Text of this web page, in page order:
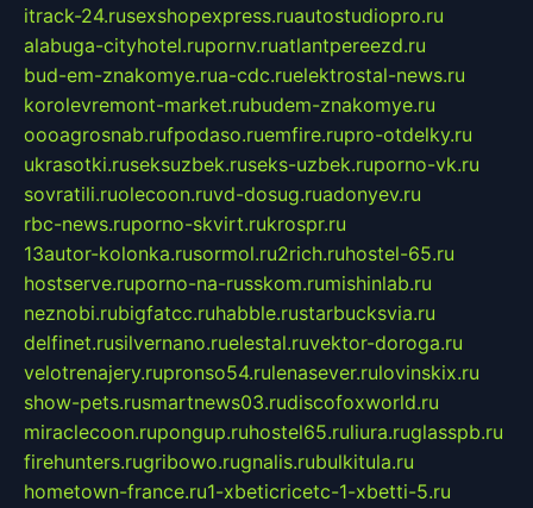
itrack-24.rusexshopexpress.ruautostudiopro.ru
alabuga-cityhotel.rupornv.ruatlantpereezd.ru
bud-em-znakomye.rua-cdc.ruelektrostal-news.ru
korolevremont-market.rubudem-znakomye.ru
oooagrosnab.rufpodaso.ruemfire.rupro-otdelky.ru
ukrasotki.ruseksuzbek.ruseks-uzbek.ruporno-vk.ru
sovratili.ruolecoon.ruvd-dosug.ruadonyev.ru
rbc-news.ruporno-skvirt.rukrospr.ru
13autor-kolonka.rusormol.ru2rich.ruhostel-65.ru
hostserve.ruporno-na-russkom.rumishinlab.ru
neznobi.rubigfatcc.ruhabble.rustarbucksvia.ru
delfinet.rusilvernano.ruelestal.ruvektor-doroga.ru
velotrenajery.rupronso54.rulenasever.rulovinskix.ru
show-pets.rusmartnews03.rudiscofoxworld.ru
miraclecoon.rupongup.ruhostel65.ruliura.ruglasspb.ru
firehunters.rugribowo.rugnalis.rubulkitula.ru
hometown-france.ru1-xbeticricetc-1-xbetti-5.ru